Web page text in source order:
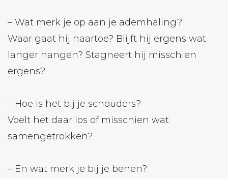
– Wat merk je op aan je ademhaling?
Waar gaat hij naartoe? Blijft hij ergens wat
langer hangen? Stagneert hij misschien
ergens?
– Hoe is het bij je schouders?
Voelt het daar los of misschien wat
samengetrokken?
– En wat merk je bij je benen?